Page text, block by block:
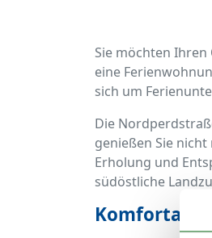
Sie möchten
eine
sich um
Die
genießen Sie
Erholung und
südöstliche
Komfortable